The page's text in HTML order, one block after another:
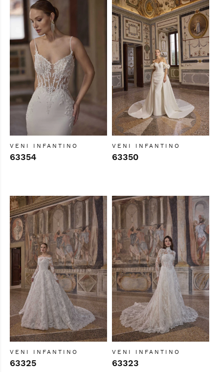
VENI INFANTINO
63354
VENI INFANTINO
63350
VENI INFANTINO
63325
VENI INFANTINO
63323